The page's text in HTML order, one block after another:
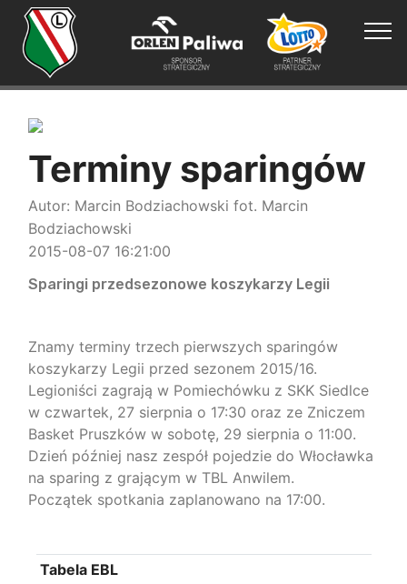
Terminy sparingów
Autor: Marcin Bodziachowski fot. Marcin
Bodziachowski
2015-08-07 16:21:00
Sparingi przedsezonowe koszykarzy Legii
Znamy terminy trzech pierwszych sparingów
koszykarzy Legii przed sezonem 2015/16.
Legioniści zagrają w Pomiechówku z SKK Siedlce
w czwartek, 27 sierpnia o 17:30 oraz ze Zniczem
Basket Pruszków w sobotę, 29 sierpnia o 11:00.
Dzień później nasz zespół pojedzie do Włocławka
na sparing z grającym w TBL Anwilem.
Początek spotkania zaplanowano na 17:00.
Tabela EBL